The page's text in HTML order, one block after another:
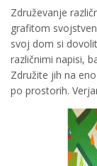
Združevanje
grafitom
svoj dom si
različnimi napisi,
Združite jih na
po prostorih.